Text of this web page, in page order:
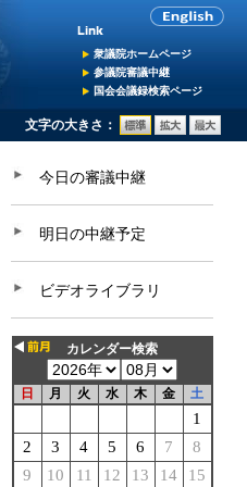
衆議院ホームページ
参議院審議中継
国会会議録検索ページ
文字の大きさ：
今日の審議中継
明日の中継予定
ビデオライブラリ
カレンダー検索
日 月 火 水 木 金 土
1
2
3 4 5 6 7
8
9
10 11 12 13 14
15